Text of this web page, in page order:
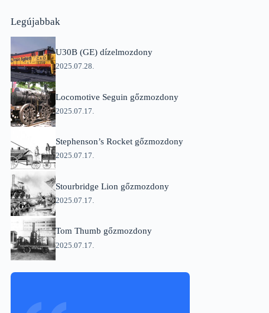
Legújabbak
U30B (GE) dízelmozdony
2025.07.28.
Locomotive Seguin gőzmozdony
2025.07.17.
Stephenson’s Rocket gőzmozdony
2025.07.17.
Stourbridge Lion gőzmozdony
2025.07.17.
Tom Thumb gőzmozdony
2025.07.17.